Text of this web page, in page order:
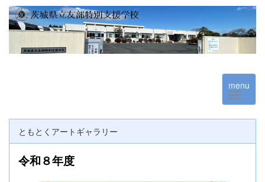
menu
ともとくアートギャラリー
令和８年度